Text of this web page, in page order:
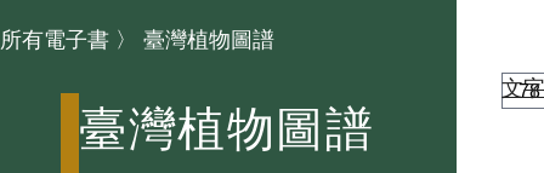
所有電子書 〉 臺灣植物圖譜
臺灣植物圖譜
文